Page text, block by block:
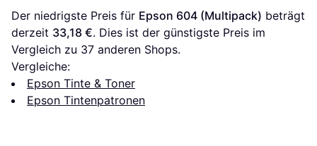
Der niedrigste Preis für Epson 604 (Multipack) beträgt
derzeit 33,18 €. Dies ist der günstigste Preis im
Vergleich zu 37 anderen Shops.
Vergleiche:
Epson Tinte & Toner
Epson Tintenpatronen